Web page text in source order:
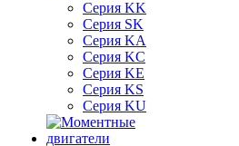
Серия KK
Серия SK
Серия KA
Серия KC
Серия KE
Серия KS
Серия KU